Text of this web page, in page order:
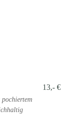
pochiertem
13,- €